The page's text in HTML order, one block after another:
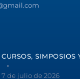
CURSOS, SIMPOSIOS
7 de julio de 2026